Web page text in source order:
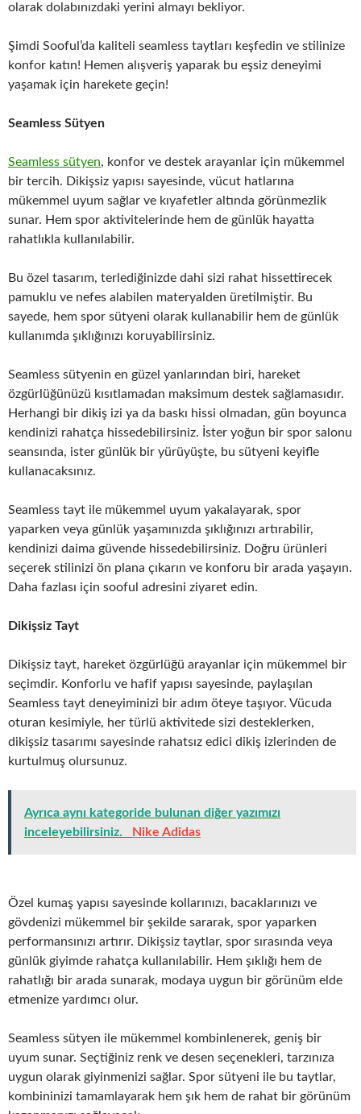
olarak dolabınızdaki yerini almayı bekliyor.
Şimdi Sooful’da kaliteli seamless taytları keşfedin ve stilinize
konfor katın! Hemen alışveriş yaparak bu eşsiz deneyimi
yaşamak için harekete geçin!
Seamless Sütyen
Seamless sütyen, konfor ve destek arayanlar için mükemmel
bir tercih. Dikişsiz yapısı sayesinde, vücut hatlarına
mükemmel uyum sağlar ve kıyafetler altında görünmezlik
sunar. Hem spor aktivitelerinde hem de günlük hayatta
rahatlıkla kullanılabilir.
Bu özel tasarım, terlediğinizde dahi sizi rahat hissettirecek
pamuklu ve nefes alabilen materyalden üretilmiştir. Bu
sayede, hem spor sütyeni olarak kullanabilir hem de günlük
kullanımda şıklığınızı koruyabilirsiniz.
Seamless sütyenin en güzel yanlarından biri, hareket
özgürlüğünüzü kısıtlamadan maksimum destek sağlamasıdır.
Herhangi bir dikiş izi ya da baskı hissi olmadan, gün boyunca
kendinizi rahatça hissedebilirsiniz. İster yoğun bir spor salonu
seansında, ister günlük bir yürüyüşte, bu sütyeni keyifle
kullanacaksınız.
Seamless tayt ile mükemmel uyum yakalayarak, spor
yaparken veya günlük yaşamınızda şıklığınızı artırabilir,
kendinizi daima güvende hissedebilirsiniz. Doğru ürünleri
seçerek stilinizi ön plana çıkarın ve konforu bir arada yaşayın.
Daha fazlası için sooful adresini ziyaret edin.
Dikişsiz Tayt
Dikişsiz tayt, hareket özgürlüğü arayanlar için mükemmel bir
seçimdir. Konforlu ve hafif yapısı sayesinde, paylaşılan
Seamless tayt deneyiminizi bir adım öteye taşıyor. Vücuda
oturan kesimiyle, her türlü aktivitede sizi desteklerken,
dikişsiz tasarımı sayesinde rahatsız edici dikiş izlerinden de
kurtulmuş olursunuz.
Ayrıca aynı kategoride bulunan diğer yazımızı
inceleyebilirsiniz.
Nike Adidas
Özel kumaş yapısı sayesinde kollarınızı, bacaklarınızı ve
gövdenizi mükemmel bir şekilde sararak, spor yaparken
performansınızı artırır. Dikişsiz taytlar, spor sırasında veya
günlük giyimde rahatça kullanılabilir. Hem şıklığı hem de
rahatlığı bir arada sunarak, modaya uygun bir görünüm elde
etmenize yardımcı olur.
Seamless sütyen ile mükemmel kombinlenerek, geniş bir
uyum sunar. Seçtiğiniz renk ve desen seçenekleri, tarzınıza
uygun olarak giyinmenizi sağlar. Spor sütyeni ile bu taytlar,
kombininizi tamamlayarak hem şık hem de rahat bir görünüm